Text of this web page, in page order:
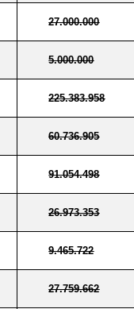
27.000.000
5.000.000
225.383.958
60.736.905
91.054.498
26.973.353
9.465.722
27.759.662